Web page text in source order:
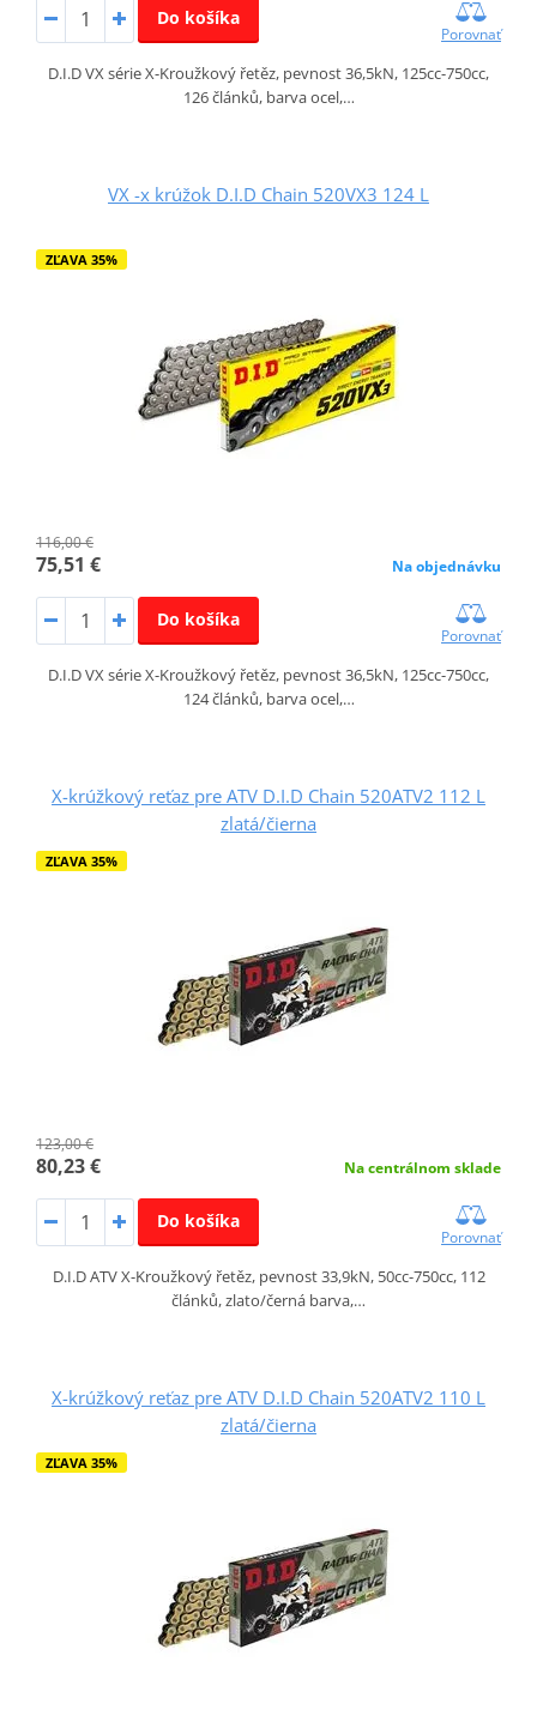
Do košíka
Porovnať
D.I.D VX série X-Kroužkový řetěz, pevnost 36,5kN, 125cc-750cc,
126 článků, barva ocel,…
VX -x krúžok D.I.D Chain 520VX3 124 L
ZĽAVA 35%
116,00 €
75,51 € Na objednávku
Do košíka
Porovnať
D.I.D VX série X-Kroužkový řetěz, pevnost 36,5kN, 125cc-750cc,
124 článků, barva ocel,…
X-krúžkový reťaz pre ATV D.I.D Chain 520ATV2 112 L
zlatá/čierna
ZĽAVA 35%
123,00 €
80,23 € Na centrálnom sklade
Do košíka
Porovnať
D.I.D ATV X-Kroužkový řetěz, pevnost 33,9kN, 50cc-750cc, 112
článků, zlato/černá barva,…
X-krúžkový reťaz pre ATV D.I.D Chain 520ATV2 110 L
zlatá/čierna
ZĽAVA 35%